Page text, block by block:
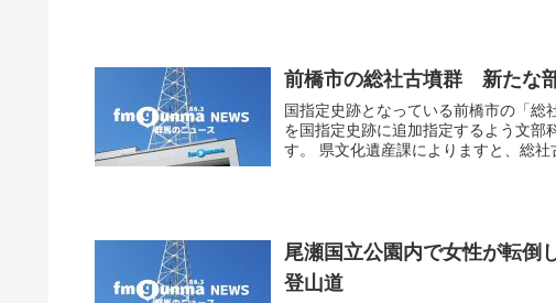
前橋市の総社古墳群 新たな
国指定史跡となっている前橋市の「
を国指定史跡に追加指定するよう文部
す。 県文化遺産課によりますと、総社
尾瀬国立公園内で女性が転
登山道